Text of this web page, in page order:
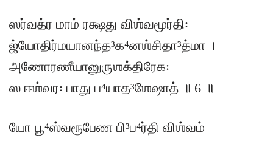
ஸர்வத்ர மாம் ரக்ஷது விஶ்வமூர்தி꞉
ஜ்யோதிர்மயானந்த³க⁴னஶ்சிதா³த்மா ।
அணோரணீயானுருஶக்திரேக꞉
ஸ ஈஶ்வர꞉ பாது ப⁴யாத³ஶேஷாத் ॥ 6 ॥
யோ பூ⁴ஸ்வரூபேண பி³ப⁴ர்தி விஶ்வம்